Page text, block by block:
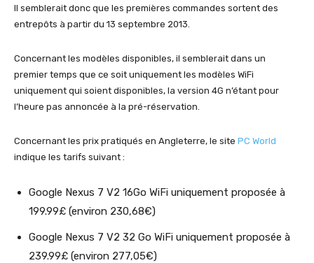
Il semblerait donc que les premières commandes sortent des
entrepôts à partir du 13 septembre 2013.
Concernant les modèles disponibles, il semblerait dans un
premier temps que ce soit uniquement les modèles WiFi
uniquement qui soient disponibles, la version 4G n’étant pour
l’heure pas annoncée à la pré-réservation.
Concernant les prix pratiqués en Angleterre, le site PC World
indique les tarifs suivant :
Google Nexus 7 V2 16Go WiFi uniquement proposée à
199.99£ (environ 230,68€)
Google Nexus 7 V2 32 Go WiFi uniquement proposée à
239.99£ (environ 277,05€)